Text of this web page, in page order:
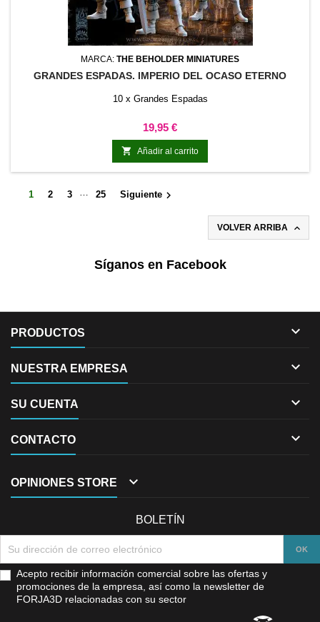
MARCA: THE BEHOLDER MINIATURES
GRANDES ESPADAS. IMPERIO DEL OCASO ETERNO
10 x Grandes Espadas
Precio
19,95 €
 Añadir al carrito
1 2 3 … 25 Siguiente 
VOLVER ARRIBA 
Síganos en Facebook
PRODUCTOS 
NUESTRA EMPRESA 
SU CUENTA 
CONTACTO 
OPINIONES STORE 
BOLETÍN
Acepto recibir información comercial sobre las ofertas y
promociones de la empresa, así como la newsletter de
FORJA3D relacionadas con su sector